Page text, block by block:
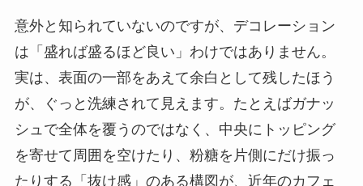
意外と知られていないのですが、デコレーション
は「盛れば盛るほど良い」わけではありません。
実は、表面の一部をあえて余白として残したほう
が、ぐっと洗練されて見えます。たとえばガナッ
シュで全体を覆うのではなく、中央にトッピング
を寄せて周囲を空けたり、粉糖を片側にだけ振っ
たりする「抜け感」のある構図が、近年のカフェ